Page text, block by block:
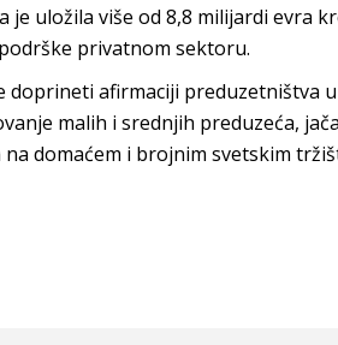
uložila više od 8,8 milijardi evra
privatnom sektoru.
doprineti afirmaciji preduzetništva
malih i srednjih preduzeća,
domaćem i brojnim svetskim